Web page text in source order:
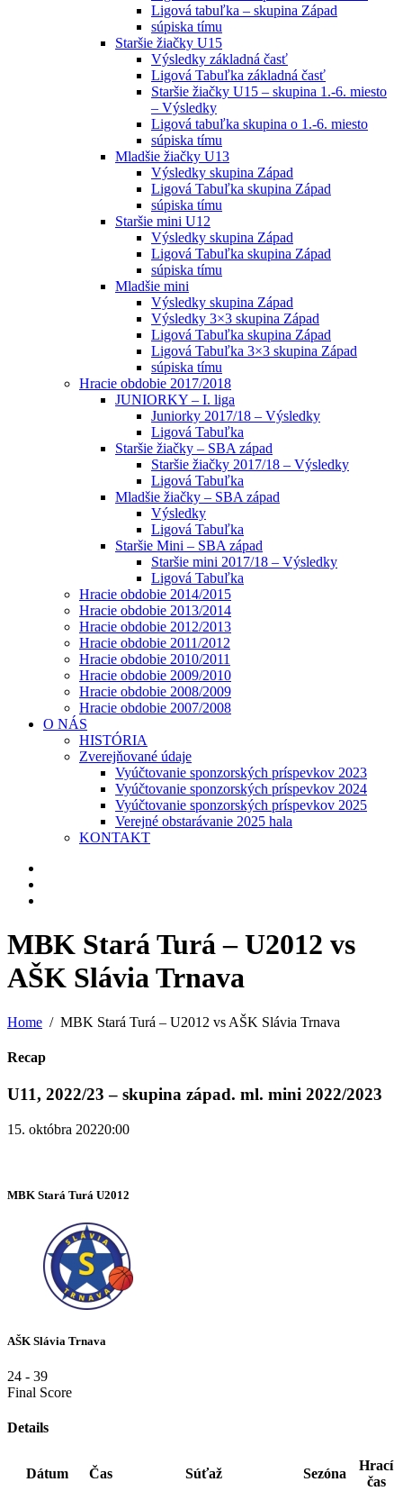
Ligová tabuľka – skupina Západ
súpiska tímu
Staršie žiačky U15
Výsledky základná časť
Ligová Tabuľka základná časť
Staršie žiačky U15 – skupina 1.-6. miesto
– Výsledky
Ligová tabuľka skupina o 1.-6. miesto
súpiska tímu
Mladšie žiačky U13
Výsledky skupina Západ
Ligová Tabuľka skupina Západ
súpiska tímu
Staršie mini U12
Výsledky skupina Západ
Ligová Tabuľka skupina Západ
súpiska tímu
Mladšie mini
Výsledky skupina Západ
Výsledky 3×3 skupina Západ
Ligová Tabuľka skupina Západ
Ligová Tabuľka 3×3 skupina Západ
súpiska tímu
Hracie obdobie 2017/2018
JUNIORKY – I. liga
Juniorky 2017/18 – Výsledky
Ligová Tabuľka
Staršie žiačky – SBA západ
Staršie žiačky 2017/18 – Výsledky
Ligová Tabuľka
Mladšie žiačky – SBA západ
Výsledky
Ligová Tabuľka
Staršie Mini – SBA západ
Staršie mini 2017/18 – Výsledky
Ligová Tabuľka
Hracie obdobie 2014/2015
Hracie obdobie 2013/2014
Hracie obdobie 2012/2013
Hracie obdobie 2011/2012
Hracie obdobie 2010/2011
Hracie obdobie 2009/2010
Hracie obdobie 2008/2009
Hracie obdobie 2007/2008
O NÁS
HISTÓRIA
Zverejňované údaje
Vyúčtovanie sponzorských príspevkov 2023
Vyúčtovanie sponzorských príspevkov 2024
Vyúčtovanie sponzorských príspevkov 2025
Verejné obstarávanie 2025 hala
KONTAKT
MBK Stará Turá – U2012 vs
AŠK Slávia Trnava
Home MBK Stará Turá – U2012 vs AŠK Slávia Trnava
Recap
U11, 2022/23 – skupina západ. ml. mini 2022/2023
15. októbra 20220:00
MBK Stará Turá U2012
AŠK Slávia Trnava
24 - 39
Final Score
Details
Dátum Čas Súťaž Sezóna
Hrací
čas